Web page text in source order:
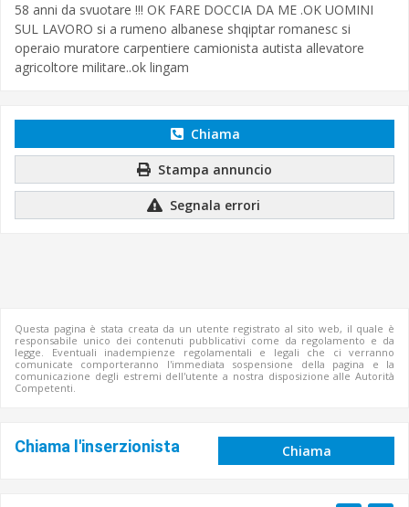
58 anni da svuotare !!! OK FARE DOCCIA DA ME .OK UOMINI
SUL LAVORO si a rumeno albanese shqiptar romanesc si
operaio muratore carpentiere camionista autista allevatore
agricoltore militare..ok lingam
Chiama
Stampa annuncio
Segnala errori
Questa pagina è stata creata da un utente registrato al sito web, il quale è
responsabile unico dei contenuti pubblicativi come da regolamento e da
legge. Eventuali inadempienze regolamentali e legali che ci verranno
comunicate comporteranno l'immediata sospensione della pagina e la
comunicazione degli estremi dell'utente a nostra disposizione alle Autorità
Competenti.
Chiama l'inserzionista Chiama